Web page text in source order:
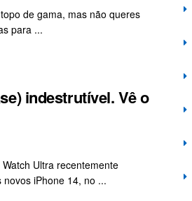
de gama, mas não queres
para ...
indestrutível. Vê o
Ultra recentemente
iPhone 14, no ...